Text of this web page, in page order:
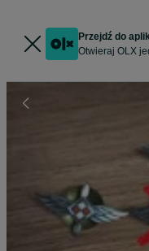
Przejdź do
Otwieraj OLX